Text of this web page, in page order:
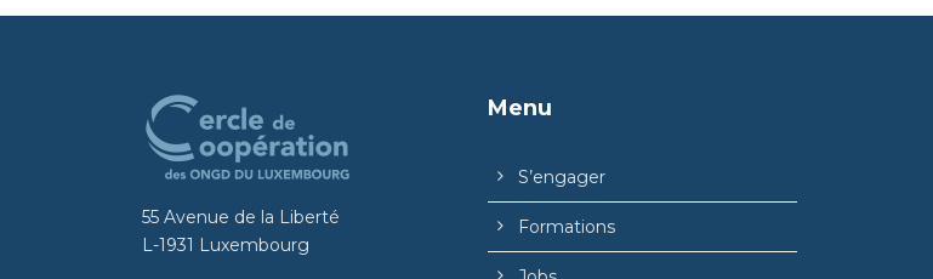
55 Avenue de la Liberté
L-1931 Luxembourg
Menu
S’engager
Formations